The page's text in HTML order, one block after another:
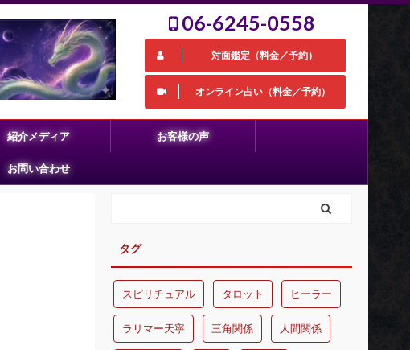
06-6245-0558
対面鑑定（料金／予約）
オンライン占い（料金／予約）
紹介メディア お客様の声
お問い合わせ
タグ
スピリチュアル タロット ヒーラー
ラリマー天寧 三角関係 人間関係